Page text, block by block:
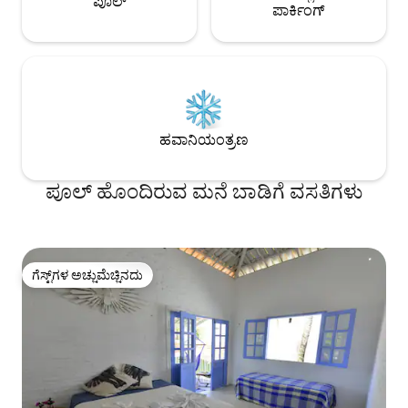
ಪಾರ್ಕಿಂಗ್
ಹವಾನಿಯಂತ್ರಣ
ಪೂಲ್ ಹೊಂದಿರುವ ಮನೆ ಬಾಡಿಗೆ ವಸತಿಗಳು
ಗೆಸ್ಟ್‌ಗಳ ಅಚ್ಚುಮೆಚ್ಚಿನದು
ಗೆಸ್ಟ್‌ಗಳ ಅಚ್ಚುಮೆಚ್ಚಿನದು